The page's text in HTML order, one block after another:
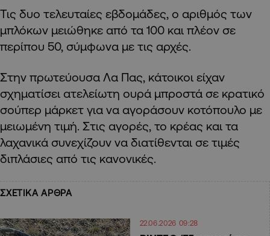
Τις δυο τελευταίες εβδομάδες, ο αριθμός των
μπλόκων μειώθηκε από τα 100 και πλέον σε
περίπου 50, σύμφωνα με τις αρχές.
Στην πρωτεύουσα Λα Πας, κάτοικοι είχαν
σχηματίσει ατελείωτη ουρά μπροστά σε κρατικό
σούπερ μάρκετ για να αγοράσουν κοτόπουλο με
μειωμένη τιμή. Στις αγορές, το κρέας και τα
λαχανικά συνεχίζουν να διατίθενται σε τιμές
διπλάσιες από τις κανονικές.
ΣΧΕΤΙΚΑ ΑΡΘΡΑ
22.06.2026 09:28